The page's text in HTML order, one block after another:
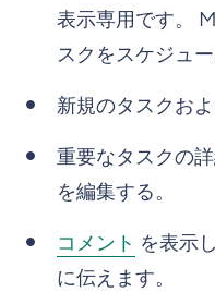
表示専用です。
スクをスケジュ
新規のタスクお
重要なタスクの
を編集する。
コメント を表示
に伝えます。